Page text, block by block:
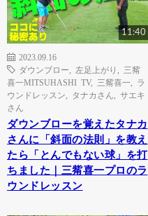
11:40
2023.09.16
ダウンブロー
左足上がり
三觜
喜一MITSUHASHI TV, 三觜喜一
ラ
ウンドレッスン
タナカさん
サエキ
さん
ダウンブローを覚えたタナカ
さんに「斜面の法則」を教え
たら「とんでもない球」を打
ちました｜三觜喜一プロのラ
ウンドレッスン